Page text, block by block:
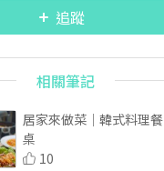
追蹤
相關筆記
居家來做菜｜韓式料理餐
桌
10